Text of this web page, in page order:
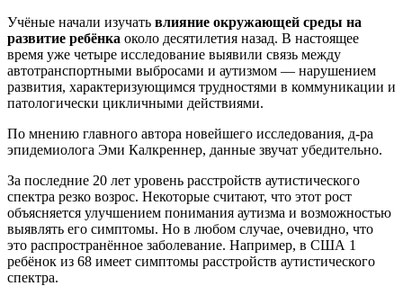
Учёные начали изучать влияние окружающей среды на
развитие ребёнка около десятилетия назад. В настоящее
время уже четыре исследование выявили связь между
автотранспортными выбросами и аутизмом ― нарушением
развития, характеризующимся трудностями в коммуникации и
патологически цикличными действиями.
По мнению главного автора новейшего исследования, д-ра
эпидемиолога Эми Калкреннер, данные звучат убедительно.
За последние 20 лет уровень расстройств аутистического
спектра резко возрос. Некоторые считают, что этот рост
объясняется улучшением понимания аутизма и возможностью
выявлять его симптомы. Но в любом случае, очевидно, что
это распространённое заболевание. Например, в США 1
ребёнок из 68 имеет симптомы расстройств аутистического
спектра.